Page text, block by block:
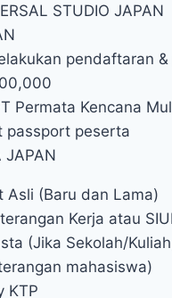
STUDIO JAPAN
pendaftaran
Permata Kencana
passport peserta
JAPAN
Asli (Baru dan Lama)
Kerja atau
(Jika Sekolah/
mahasiswa)
KTP